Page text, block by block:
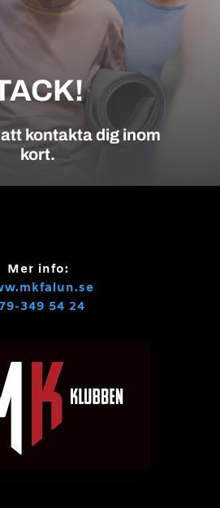
kontakta dig inom
kort.
Mer info:
349 54 24